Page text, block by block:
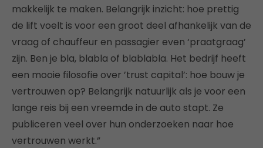
makkelijk te maken. Belangrijk inzicht: hoe prettig
de lift voelt is voor een groot deel afhankelijk van de
vraag of chauffeur en passagier even ‘praatgraag’
zijn. Ben je bla, blabla of blablabla. Het bedrijf heeft
een mooie filosofie over ’trust capital’: hoe bouw je
vertrouwen op? Belangrijk natuurlijk als je voor een
lange reis bij een vreemde in de auto stapt. Ze
publiceren veel over hun onderzoeken naar hoe
vertrouwen werkt.”